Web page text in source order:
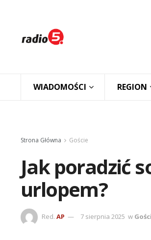
WIADOMOŚCI REGION
Strona Główna Goście
Jak poradzić
urlopem?
Red. AP 7 sierpnia 2025 w